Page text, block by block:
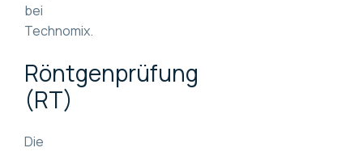
bei
Technomix.
Röntgenprüfung
(RT)
Die